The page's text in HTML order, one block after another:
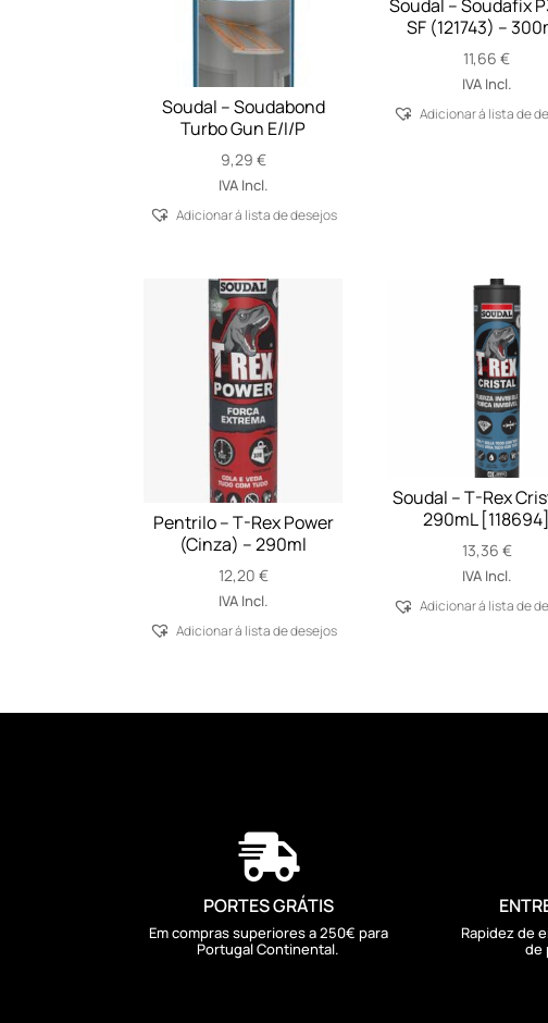
Soudal – Soudabond
Turbo Gun E/I/P
9,29 €
IVA Incl.
Adicionar á lista de desejos
Soudal – Soudafix
SF (121743) –
11,66€
IVA Incl.
Adicionar á lista de
Pentrilo – T-Rex Power
(Cinza) – 290ml
12,20 €
IVA Incl.
Adicionar á lista de desejos
Soudal – T-Rex
290mL [118694]
13,36 €
IVA Incl.
Adicionar á lista de

PORTES GRÁTIS
Em compras superiores a 250€ para
Portugal Continental.
Rapidez de
de